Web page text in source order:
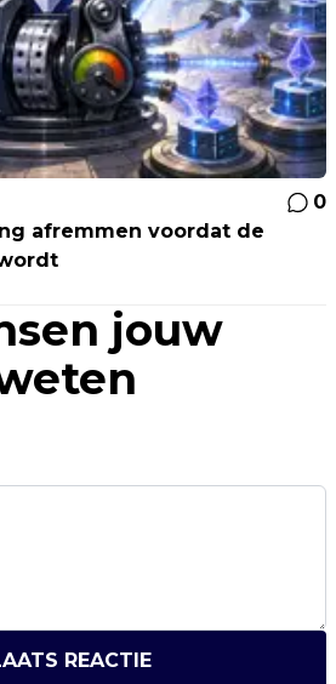
0
afremmen voordat de
jouw
REACTIE